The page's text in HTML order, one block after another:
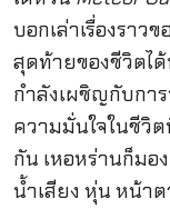
บอกเล่าเรื่องราวข
สุดท้ายของชีวิตไ
กำลังเผชิญกับกา
ความมั่นใจในชีวิ
กัน เหอหร่านก็มอ
น้ำเสียง หุ่น หน้าต